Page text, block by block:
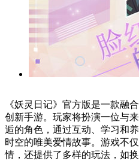
《妖灵日记》官方版是一款融
创新手游。玩家将扮演一位与
逅的角色，通过互动、学习和
时空的唯美爱情故事。游戏不
情，还提供了多样的玩法，如